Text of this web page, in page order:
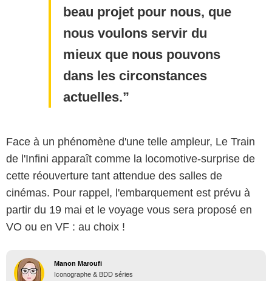
beau projet pour nous, que
nous voulons servir du
mieux que nous pouvons
dans les circonstances
actuelles.
Face à un phénomène d'une telle ampleur, Le Train
de l'Infini apparaît comme la locomotive-surprise de
cette réouverture tant attendue des salles de
cinémas. Pour rappel, l'embarquement est prévu à
partir du 19 mai et le voyage vous sera proposé en
VO ou en VF : au choix !
Manon Maroufi
Iconographe & BDD séries